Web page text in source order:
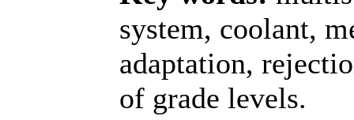
system, coolant,
adaptation,
of grade levels.